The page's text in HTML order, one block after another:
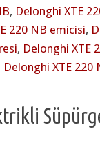
, Delonghi XTE
220 NB emicisi,
, Delonghi XTE
Delonghi XTE